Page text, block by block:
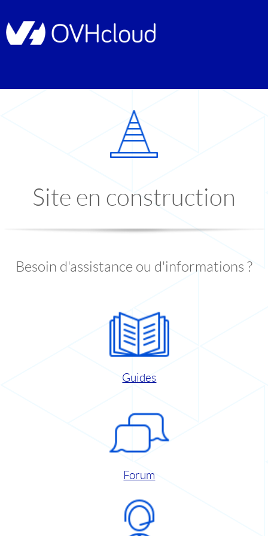
Site en construction
Besoin d'assistance ou d'informations ?
Guides
Forum